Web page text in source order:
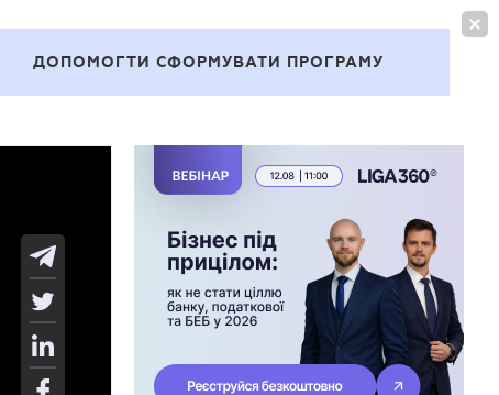
ДОПОМОГТИ СФОРМУВАТИ ПРОГРАМУ